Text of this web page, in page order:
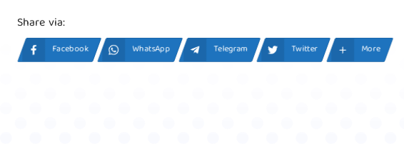
Share via:
Facebook WhatsApp Telegram Twitter More